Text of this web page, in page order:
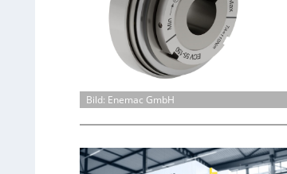
Bild: Enemac GmbH